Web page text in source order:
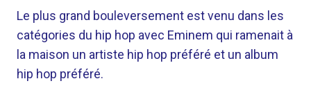
Le plus grand bouleversement est venu dans les
catégories du hip hop avec Eminem qui ramenait à
la maison un artiste hip hop préféré et un album
hip hop préféré.